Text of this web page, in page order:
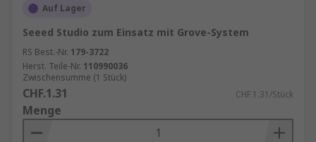
Auf Lager
Seeed Studio zum Einsatz mit Grove-System
RS Best.-Nr. 179-3722
Herst. Teile-Nr. 110990036
Zwischensumme (1 Stück)
CHF.1.31 CHF.1.31/Stück
Menge